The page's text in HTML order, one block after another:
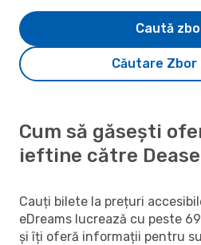
Căutare Zbor
Caută
Cum să găsești
ieftine către
Cauți bilete la prețuri
eDreams lucrează cu peste
și îți oferă informații pentru